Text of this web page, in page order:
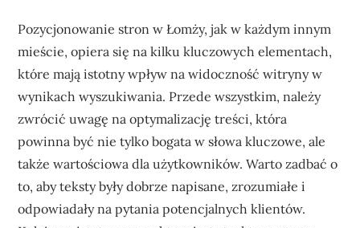
Pozycjonowanie stron w Łomży, jak w każdym innym
mieście, opiera się na kilku kluczowych elementach,
które mają istotny wpływ na widoczność witryny w
wynikach wyszukiwania. Przede wszystkim, należy
zwrócić uwagę na optymalizację treści, która
powinna być nie tylko bogata w słowa kluczowe, ale
także wartościowa dla użytkowników. Warto zadbać o
to, aby teksty były dobrze napisane, zrozumiałe i
odpowiadały na pytania potencjalnych klientów.